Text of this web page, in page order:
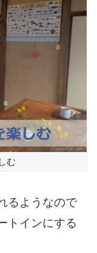
む
るようなので
トインにする